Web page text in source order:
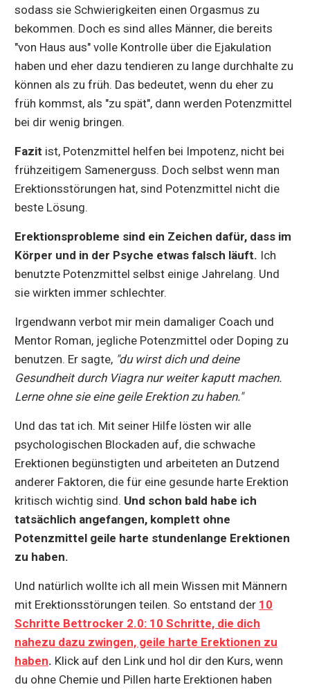
sodass sie Schwierigkeiten einen Orgasmus zu
bekommen. Doch es sind alles Männer, die bereits
"von Haus aus" volle Kontrolle über die Ejakulation
haben und eher dazu tendieren zu lange durchhalte zu
können als zu früh. Das bedeutet, wenn du eher zu
früh kommst, als "zu spät", dann werden Potenzmittel
bei dir wenig bringen.
Fazit ist, Potenzmittel helfen bei Impotenz, nicht bei
frühzeitigem Samenerguss. Doch selbst wenn man
Erektionsstörungen hat, sind Potenzmittel nicht die
beste Lösung.
Erektionsprobleme sind ein Zeichen dafür, dass im
Körper und in der Psyche etwas falsch läuft. Ich
benutzte Potenzmittel selbst einige Jahrelang. Und
sie wirkten immer schlechter.
Irgendwann verbot mir mein damaliger Coach und
Mentor Roman, jegliche Potenzmittel oder Doping zu
benutzen. Er sagte, "du wirst dich und deine
Gesundheit durch Viagra nur weiter kaputt machen.
Lerne ohne sie eine geile Erektion zu haben."
Und das tat ich. Mit seiner Hilfe lösten wir alle
psychologischen Blockaden auf, die schwache
Erektionen begünstigten und arbeiteten an Dutzend
anderer Faktoren, die für eine gesunde harte Erektion
kritisch wichtig sind. Und schon bald habe ich
tatsächlich angefangen, komplett ohne
Potenzmittel geile harte stundenlange Erektionen
zu haben.
Und natürlich wollte ich all mein Wissen mit Männern
mit Erektionsstörungen teilen. So entstand der 10
Schritte Bettrocker 2.0: 10 Schritte, die dich
nahezu dazu zwingen, geile harte Erektionen zu
haben. Klick auf den Link und hol dir den Kurs, wenn
du ohne Chemie und Pillen harte Erektionen haben